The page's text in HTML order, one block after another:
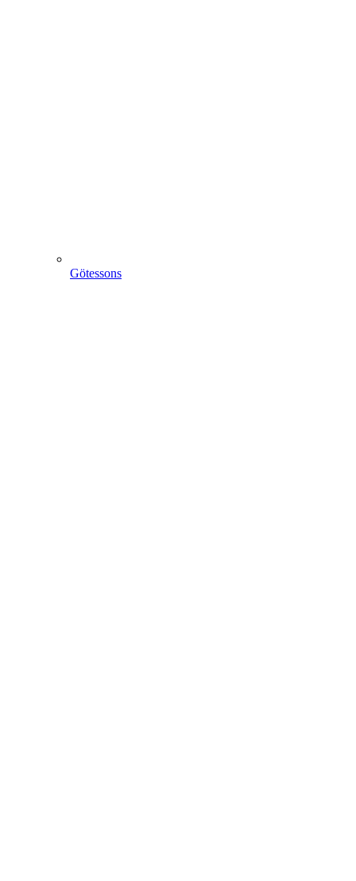
Götessons